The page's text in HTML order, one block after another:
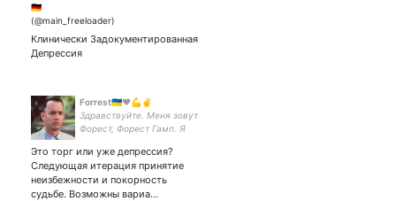
в Билефельде или рядом,
Клинически Задокументированная
Депрессия
Forrest🇺🇦❤️💪✌️
Здравствуйте. Меня зовут
Форест, Форест Гамп. Я
яблочные компании,
шоколадные конфеты и
Путина в мавзолее. Мне
говорили, что он вечный.
Это торг или уже депрессия?
Следующая итерация принятие
неизбежности и покорность
судьбе. Возможны вариа…